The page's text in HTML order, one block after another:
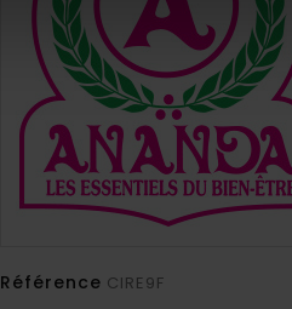
Référence CIRE9F